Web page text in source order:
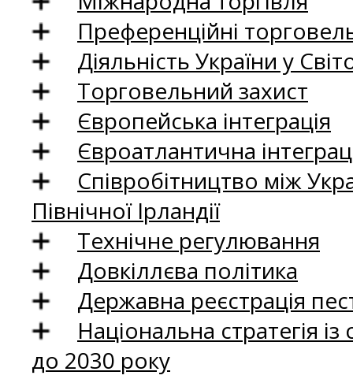
Преференційні
Діяльність України у
Торговельний захист
Європейська інтеграція
Євроатлантична
Співробітництво між
Північної Ірландії
Технічне регулювання
Довкіллєва політика
Державна реєстрація
Національна стратегія
до 2030 року